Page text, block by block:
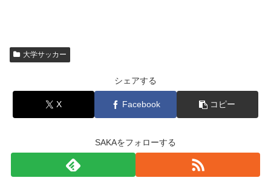
大学サッカー
シェアする
X Facebook コピー
SAKAをフォローする